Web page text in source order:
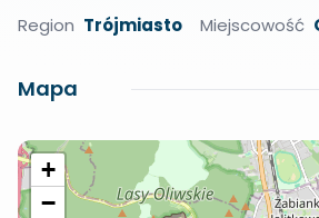
Region Trójmiasto Miejscowość
Mapa
+
−